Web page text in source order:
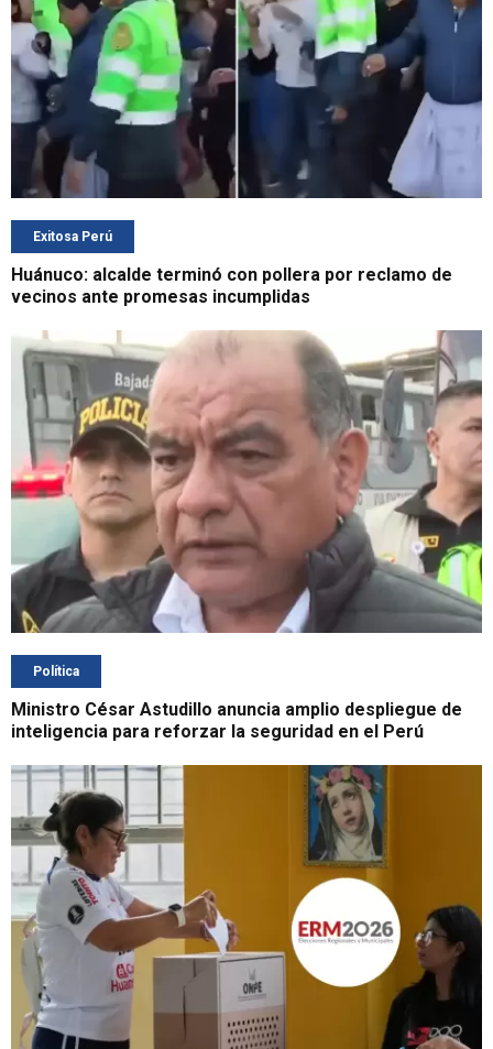
Exitosa Perú
Huánuco: alcalde terminó con pollera por reclamo de
vecinos ante promesas incumplidas
Política
Ministro César Astudillo anuncia amplio despliegue de
inteligencia para reforzar la seguridad en el Perú